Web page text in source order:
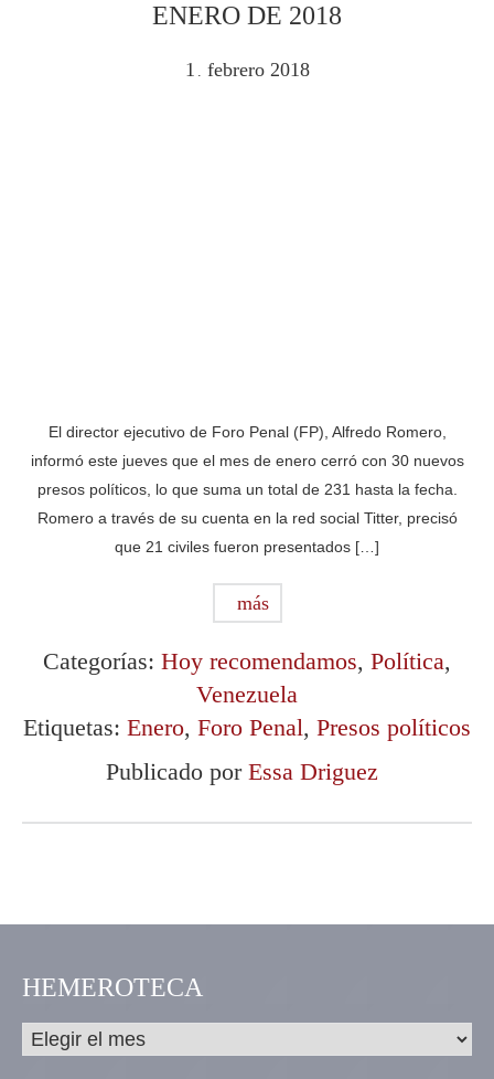
ENERO DE 2018
1 febrero 2018
El director ejecutivo de Foro Penal (FP), Alfredo Romero,
informó este jueves que el mes de enero cerró con 30 nuevos
presos políticos, lo que suma un total de 231 hasta la fecha.
Romero a través de su cuenta en la red social Titter, precisó
que 21 civiles fueron presentados […]
más
Categorías: Hoy recomendamos, Política,
Venezuela
Etiquetas: Enero, Foro Penal, Presos políticos
Publicado por Essa Driguez
HEMEROTECA